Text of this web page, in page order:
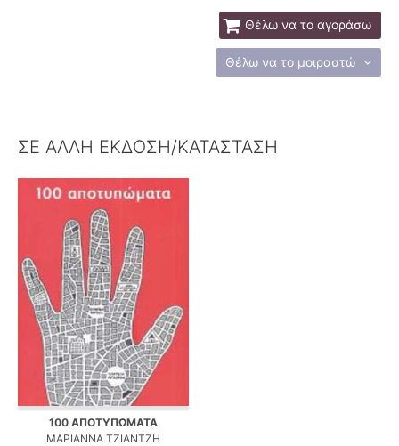
Θέλω να το αγοράσω
Θέλω να το μοιραστώ
ΣΕ ΑΛΛΗ ΕΚΔΟΣΗ/ΚΑΤΑΣΤΑΣΗ
100 ΑΠΟΤΥΠΩΜΑΤΑ
ΜΑΡΙΑΝΝΑ ΤΖΙΑΝΤΖΗ